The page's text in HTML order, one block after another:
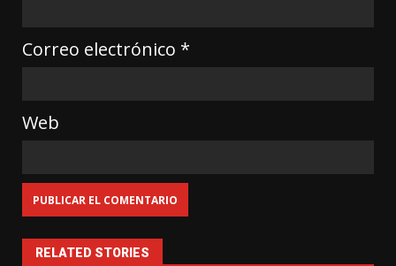
Correo electrónico *
Web
RELATED STORIES